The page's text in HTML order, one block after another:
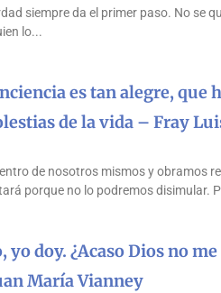
siempre da el primer paso. No se
lo
es tan alegre, que
de la vida – Fray
de nosotros mismos y obramos
porque no lo podremos disimular.
yo doy. ¿Acaso Dios no me
María Vianney